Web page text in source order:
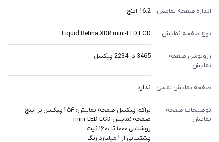
اندازه صفحه نمایش 16.2 اینچ
نوع صفحه نمایش Liquid Retina XDR mini-LED LCD
رزولوشن صفحه
نمایش
3465 در 2234 پیکسل
صفحه نمایش لمسی ندارد
توضیحات صفحه
نمایش
تراکم پیکسل صفحه نمایش: ۲۵۴ پیکسل بر اینچ
صفحه نمایش mini-LED LCD
روشنایی ۱۰۰۰ تا ۱۶۰۰ نیت
پشتیبانی از ۱ میلیارد رنگ